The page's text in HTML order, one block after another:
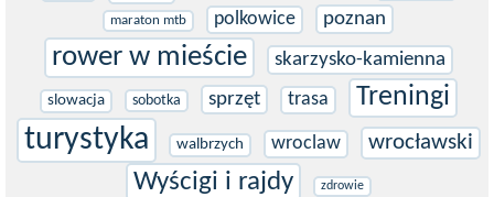
maraton mtb polkowice poznan
rower w mieście skarzysko-kamienna
slowacja sobotka sprzęt trasa Treningi
turystyka walbrzych wroclaw wrocławski
Wyścigi i rajdy zdrowie